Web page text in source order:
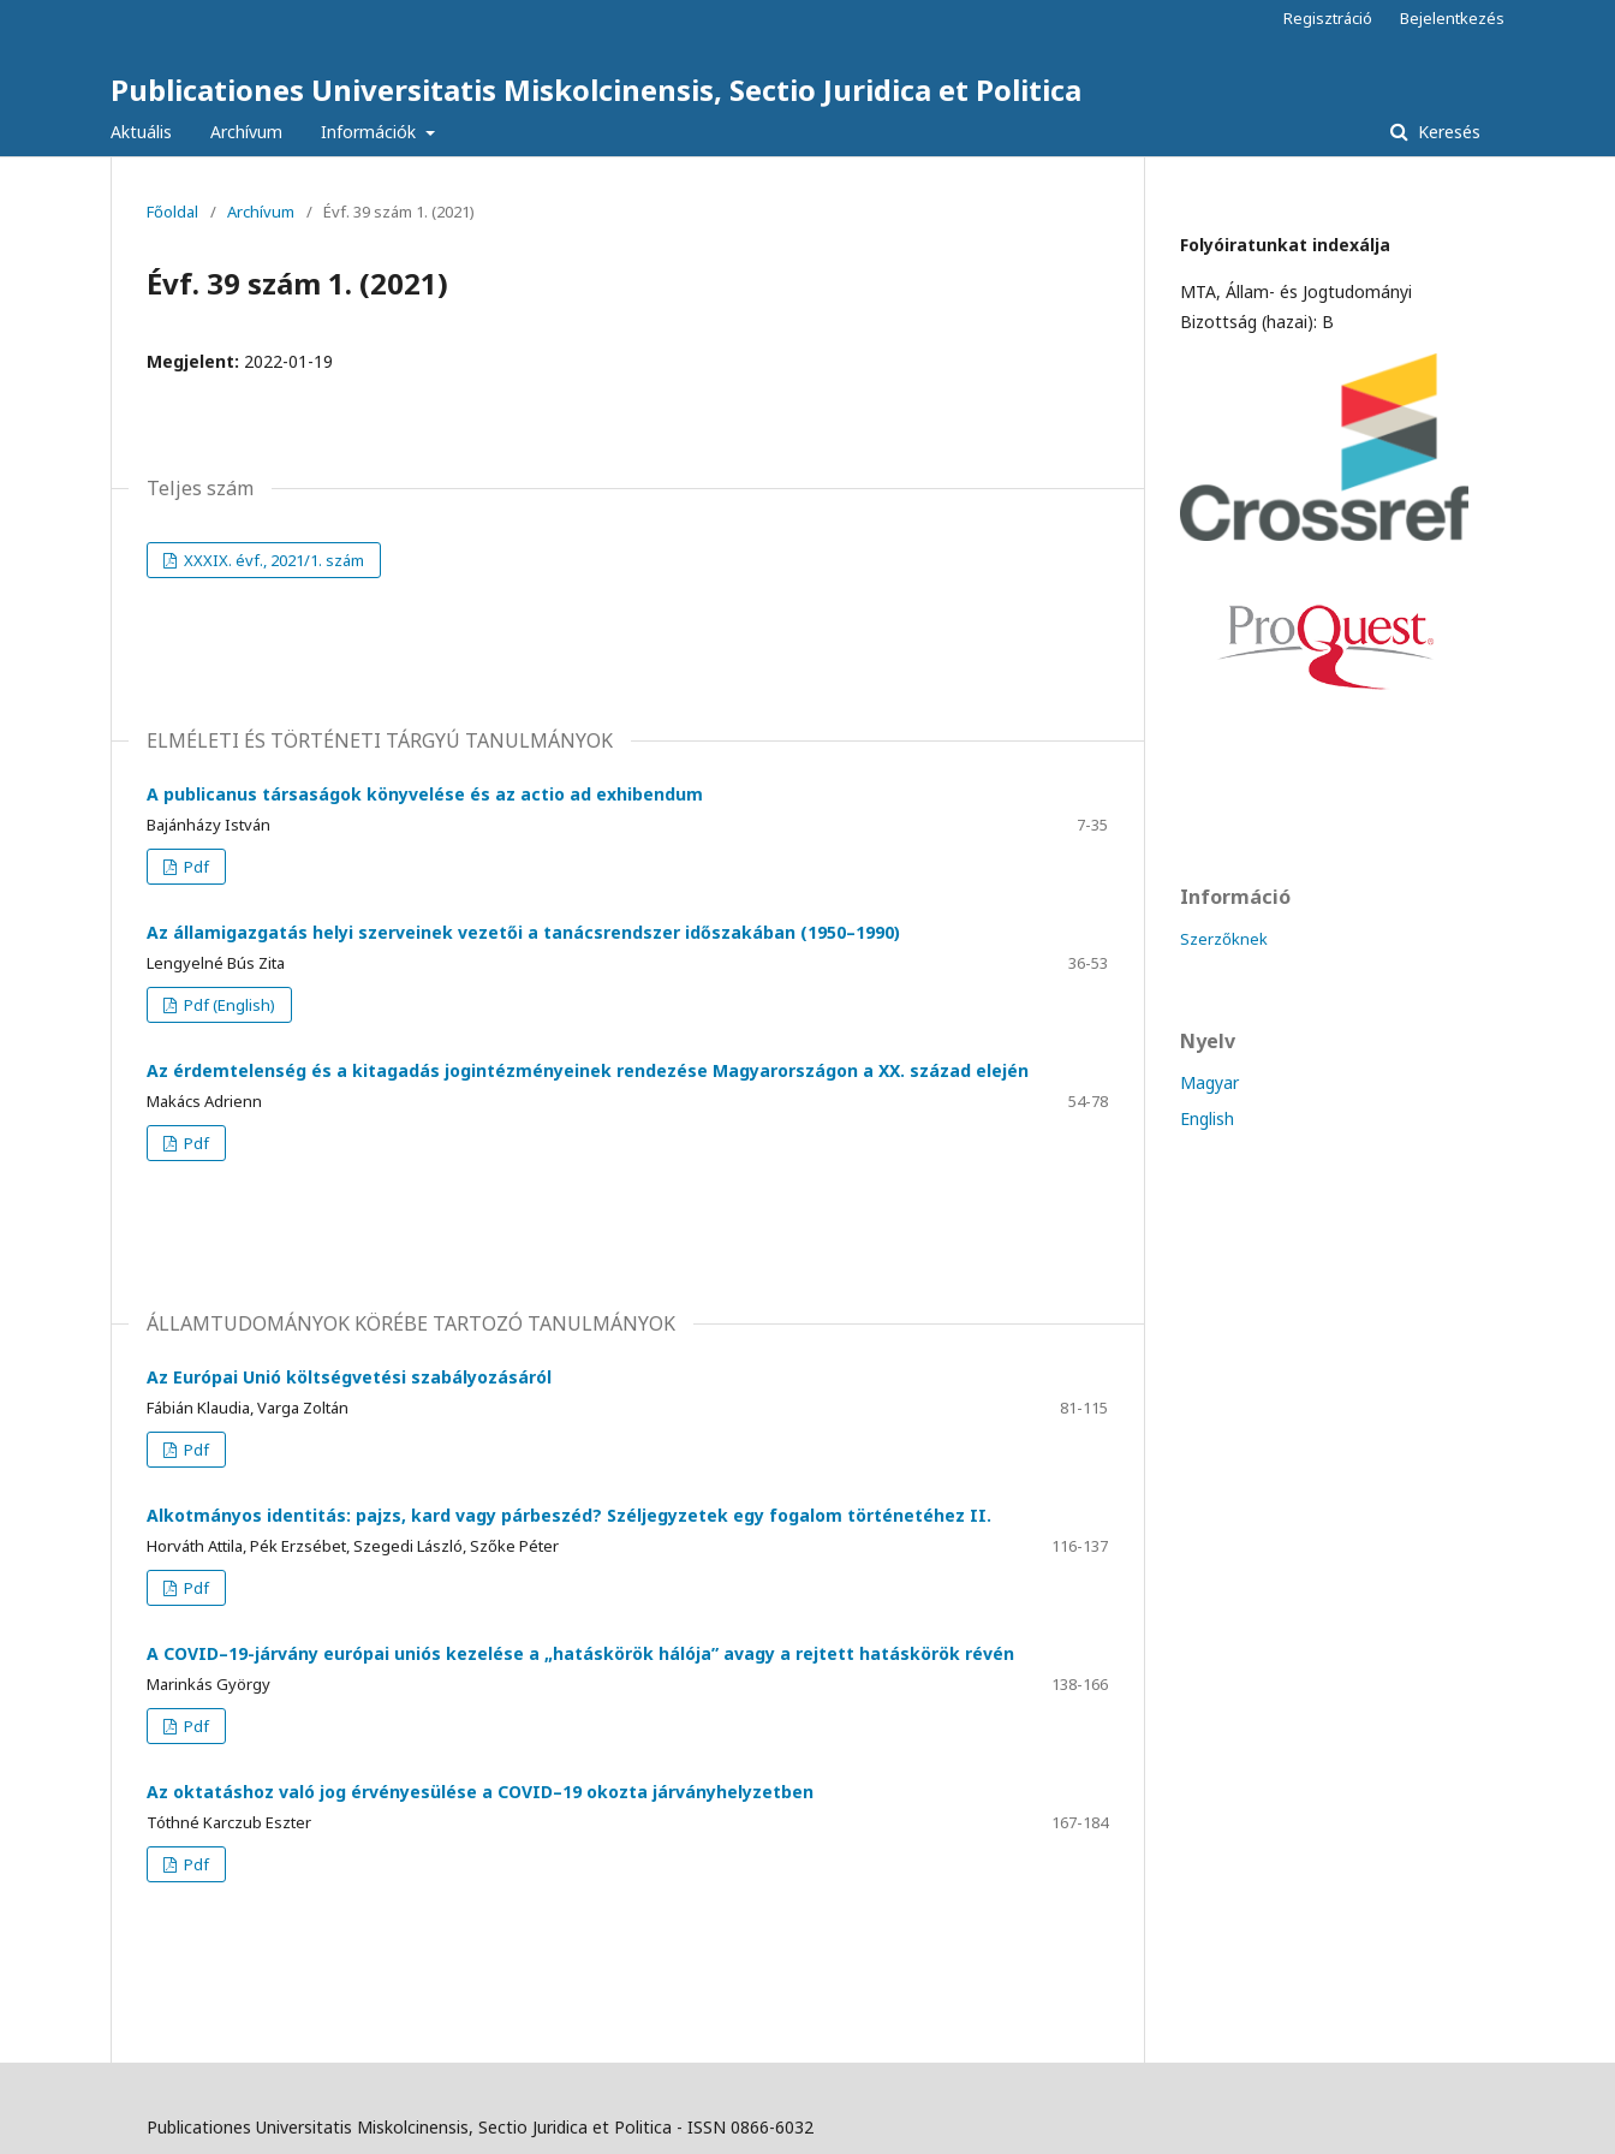
Publicationes Universitatis Miskolcinensis, Sectio Juridica et Politica
Aktuális Archívum Információk Keresés
Regisztráció Bejelentkezés
Főoldal / Archívum / Évf. 39 szám 1. (2021)
Évf. 39 szám 1. (2021)
Megjelent: 2022-01-19
Teljes szám
XXXIX. évf., 2021/1. szám
ELMÉLETI ÉS TÖRTÉNETI TÁRGYÚ TANULMÁNYOK
A publicanus társaságok könyvelése és az actio ad exhibendum
Bajánházy István
7-35
Pdf
Az államigazgatás helyi szerveinek vezetői a tanácsrendszer időszakában (1950–1990)
Lengyelné Bús Zita
36-53
Pdf (English)
Az érdemtelenség és a kitagadás jogintézményeinek rendezése Magyarországon a XX. század elején
Makács Adrienn
54-78
Pdf
ÁLLAMTUDOMÁNYOK KÖRÉBE TARTOZÓ TANULMÁNYOK
Az Európai Unió költségvetési szabályozásáról
Fábián Klaudia, Varga Zoltán
81-115
Pdf
Alkotmányos identitás: pajzs, kard vagy párbeszéd? Széljegyzetek egy fogalom történetéhez II.
Horváth Attila, Pék Erzsébet, Szegedi László, Szőke Péter
116-137
Pdf
A COVID–19-járvány európai uniós kezelése a „hatáskörök hálója” avagy a rejtett hatáskörök révén
Marinkás György
138-166
Pdf
Az oktatáshoz való jog érvényesülése a COVID–19 okozta járványhelyzetben
Tóthné Karczub Eszter
167-184
Pdf
Folyóiratunkat indexálja
MTA, Állam- és Jogtudományi
Bizottság (hazai): B
Információ
Szerzőknek
Nyelv
Magyar
English
Publicationes Universitatis Miskolcinensis, Sectio Juridica et Politica - ISSN 0866-6032